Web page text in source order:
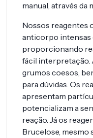
manual, através da
Nossos reagentes
anticorpo intensas
proporcionando
fácil interpretação.
grumos coesos,
para dúvidas. Os
apresentam
potencializam a
reação. Já os
Brucelose, mesmo